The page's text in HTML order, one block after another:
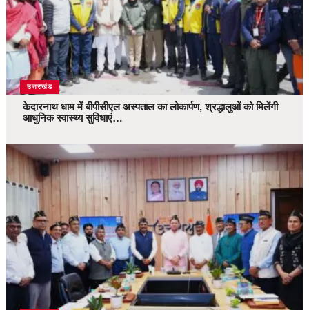
उत्तराखंड
केदारनाथ धाम में बीपीसीएल अस्पताल का लोकार्पण, श्रद्धालुओं को मिलेंगी
आधुनिक स्वास्थ्य सुविधाएं…